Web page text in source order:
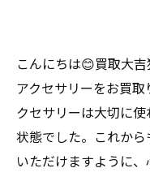
こんにちは😊買取大
アクセサリーをお買
クセサリーは大切に
状態でした。これか
いただけますように